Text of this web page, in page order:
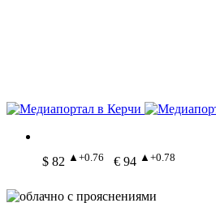
$ 82 ▲+0.76 € 94 ▲+0.78